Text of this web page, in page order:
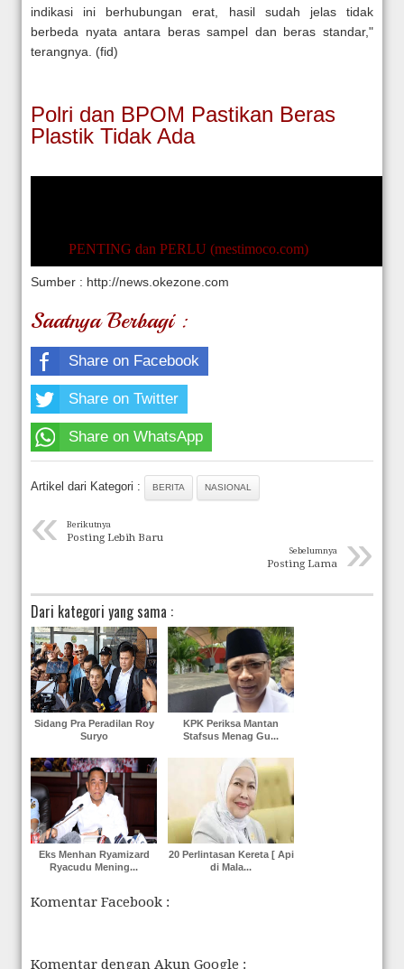
indikasi ini berhubungan erat, hasil sudah jelas tidak
berbeda nyata antara beras sampel dan beras standar,"
terangnya.
(fid)
Polri dan BPOM Pastikan Beras
Plastik Tidak Ada
PENTING dan PERLU (mestimoco.com)
Sumber : http://news.okezone.com
Saatnya Berbagi :
Share on Facebook
Share on Twitter
Share on WhatsApp
Artikel dari Kategori : BERITA NASIONAL
« Berikutnya
Posting Lebih Baru »
Sebelumnya
Posting Lama
Dari kategori yang sama :
Sidang Pra Peradilan Roy
Suryo
KPK Periksa Mantan
Stafsus Menag Gu...
Eks Menhan Ryamizard
Ryacudu Mening...
20 Perlintasan Kereta [ Api
di Mala...
Komentar Facebook :
Komentar dengan Akun Google :